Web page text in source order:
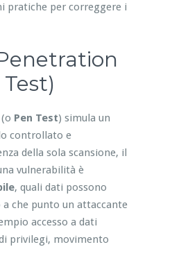
pratiche per correggere i
(o Pen Test) simula un
controllato e
della sola scansione, il
vulnerabilità è
, quali dati possono
che punto un attaccante
accesso a dati
privilegi, movimento